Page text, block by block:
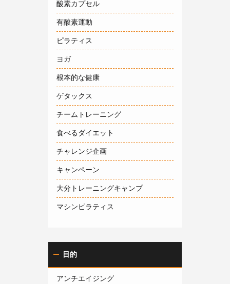
酸素カプセル
有酸素運動
ピラティス
ヨガ
根本的な健康
ゲタックス
チームトレーニング
食べるダイエット
チャレンジ企画
キャンペーン
大分トレーニングキャンプ
マシンピラティス
目的
アンチエイジング